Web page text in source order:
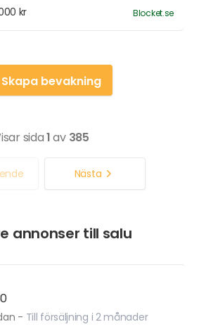
kr
Blocket.se
Skapa bevakning
sida1av 385
Nästa
annonser till salu
- Till försäljning i 2 månader